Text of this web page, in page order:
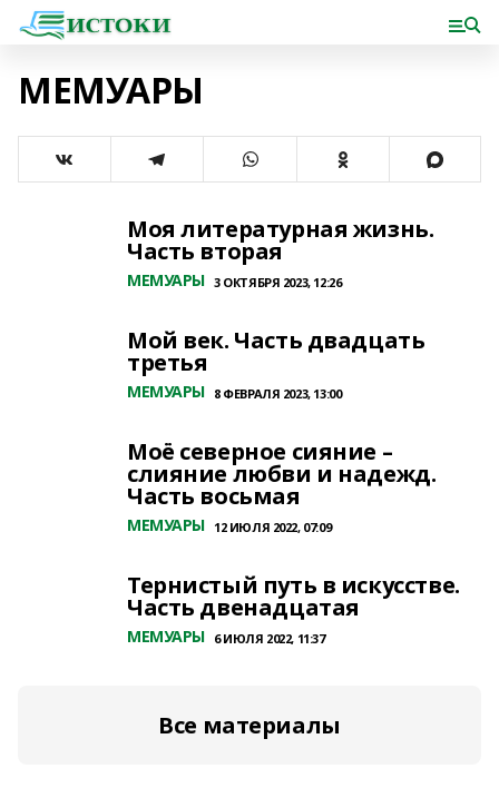
МЕМУАРЫ
Моя литературная жизнь.
Часть вторая
МЕМУАРЫ 3 ОКТЯБРЯ 2023, 12:26
Мой век. Часть двадцать
третья
МЕМУАРЫ 8 ФЕВРАЛЯ 2023, 13:00
Моё северное сияние –
слияние любви и надежд.
Часть восьмая
МЕМУАРЫ 12 ИЮЛЯ 2022, 07:09
Тернистый путь в искусстве.
Часть двенадцатая
МЕМУАРЫ 6 ИЮЛЯ 2022, 11:37
Все материалы